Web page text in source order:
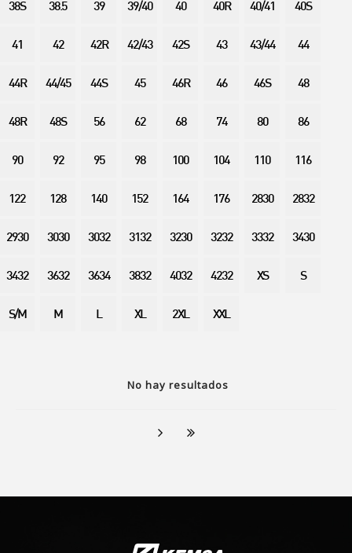
No hay resultados
38S 38.5 39 39/40 40 40R 40/41 40S
41 42 42R 42/43 42S 43 43/44 44
44R 44/45 44S 45 46R 46 46S 48
48R 48S 56 62 68 74 80 86
90 92 95 98 100 104 110 116
122 128 140 152 164 176 2830 2832
2930 3030 3032 3132 3230 3232 3332 3430
3432 3632 3634 3832 4032 4232 XS S
S/M M L XL 2XL XXL